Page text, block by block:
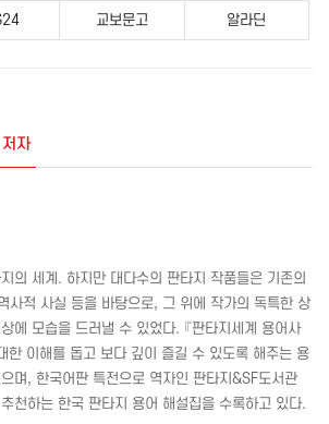
교보문고 알라딘
저자
의 세계. 하지만 대다수의 판타지 작품들은 기존의
사적 사실 등을 바탕으로, 그 위에 작가의 독특한 상
에 모습을 드러낼 수 있었다. 『판타지세계 용어사
한 이해를 돕고 보다 깊이 즐길 수 있도록 해주는 용
며, 한국어판 특전으로 역자인 판타지&SF도서관
천하는 한국 판타지 용어 해설집을 수록하고 있다.